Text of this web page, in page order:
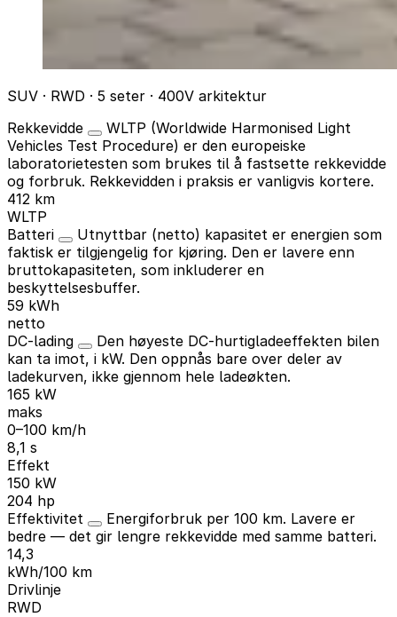
SUV · RWD · 5 seter · 400V arkitektur
Rekkevidde
WLTP (Worldwide Harmonised Light
Vehicles Test Procedure) er den europeiske
laboratorietesten som brukes til å fastsette rekkevidde
og forbruk. Rekkevidden i praksis er vanligvis kortere.
412 km
WLTP
Batteri
Utnyttbar (netto) kapasitet er energien som
faktisk er tilgjengelig for kjøring. Den er lavere enn
bruttokapasiteten, som inkluderer en
beskyttelsesbuffer.
59 kWh
netto
DC-lading
Den høyeste DC-hurtigladeeffekten bilen
kan ta imot, i kW. Den oppnås bare over deler av
ladekurven, ikke gjennom hele ladeøkten.
165 kW
maks
0–100 km/h
8,1 s
Effekt
150 kW
204 hp
Effektivitet
Energiforbruk per 100 km. Lavere er
bedre — det gir lengre rekkevidde med samme batteri.
14,3
kWh/100 km
Drivlinje
RWD